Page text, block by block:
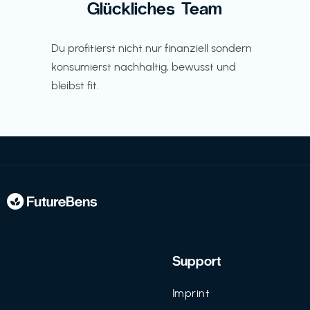
Glückliches Team
Du profitierst nicht nur finanziell sondern
konsumierst nachhaltig, bewusst und
bleibst fit.
Support
Imprint